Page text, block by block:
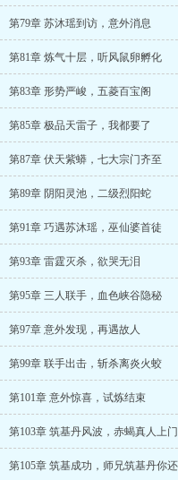
第79章 苏沐瑶到访，意外消息
第81章 炼气十层，听风鼠卵孵化
第83章 形势严峻，五菱百宝阁
第85章 极品天雷子，我都要了
第87章 伏天紫蟒，七大宗门齐至
第89章 阴阳灵池，二级烈阳蛇
第91章 巧遇苏沐瑶，巫仙婆首徒
第93章 雷霆灭杀，欲哭无泪
第95章 三人联手，血色峡谷隐秘
第97章 意外发现，再遇故人
第99章 联手出击，斩杀离炎火蛟
第101章 意外惊喜，试炼结束
第103章 筑基丹风波，赤蝎真人上门